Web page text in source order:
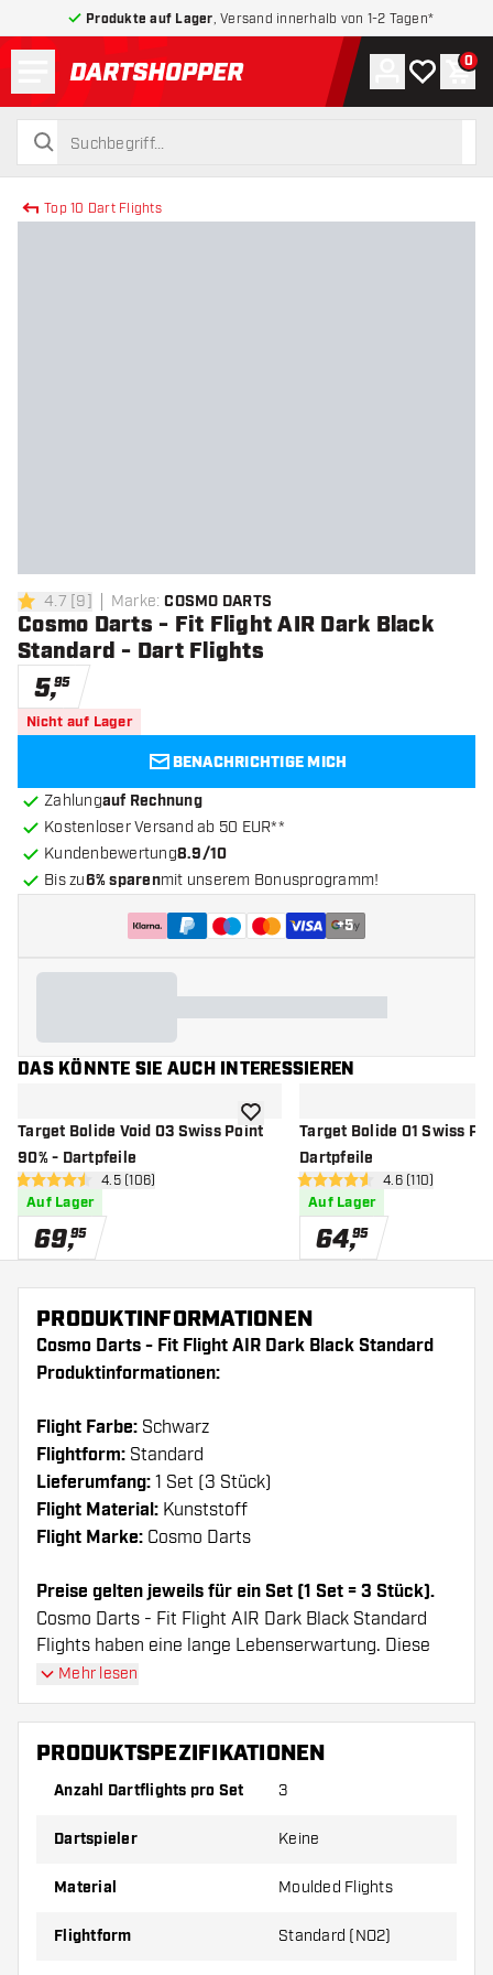
Produkte auf Lager , Versand innerhalb von 1-2 Tagen*
zurück zur Startseite
suchen
suchen
Konto
Meine 0
Top 10 Dart Flights
4.7 Bewertungssterne
4.7 [9] Marke: COSMO DARTS
Cosmo Darts - Fit Flight AIR Dark Black
Standard - Dart Flights
5,95
Nicht auf Lager
BENACHRICHTIGE MICH
Zahlungauf Rechnung
Kostenloser Versand ab 50 EUR**
Kundenbewertung8.9/10
Bis zu6% sparenmit unserem Bonusprogramm!
+5
DAS KÖNNTE SIE AUCH INTERESSIEREN
Target Bolide Void 03 Swiss Point
90% - Dartpfeile
Bewertungsbereich öffnen
4.5 Bewertungssterne
4.5 (106)
Auf Lager
69,95
Zur Wunschliste hinzufügen
Target Bolide 01 Swiss
Dartpfeile
4.6 Bewertungssterne
4.6 (110)
Auf Lager
64,95
PRODUKTINFORMATIONEN
Cosmo Darts - Fit Flight AIR Dark Black Standard
Produktinformationen:
Flight Farbe: Schwarz
Flightform: Standard
Lieferumfang: 1 Set (3 Stück)
Flight Material: Kunststoff
Flight Marke: Cosmo Darts
Preise gelten jeweils für ein Set (1 Set = 3 Stück).
Cosmo Darts - Fit Flight AIR Dark Black Standard
Flights haben eine lange Lebenserwartung. Diese
Flights können nur mit Cosmo Fit Shafts verwendet
werden.
Dartshopper Tipp!
Shafts. Diese können sich durch Gebrauch
Probieren Sie eine andere Form, ein anderes
Mehr lesen
PRODUKTSPEZIFIKATIONEN
Anzahl Dartflights pro Set 3
Dartspieler Keine
Material Moulded Flights
Flightform Standard (NO2)